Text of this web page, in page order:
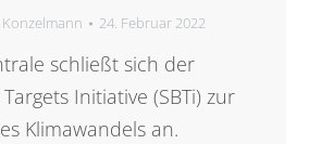
Konzelmann 24. Februar 2022
schließt sich der
Initiative (SBTi) zur
Klimawandels an.